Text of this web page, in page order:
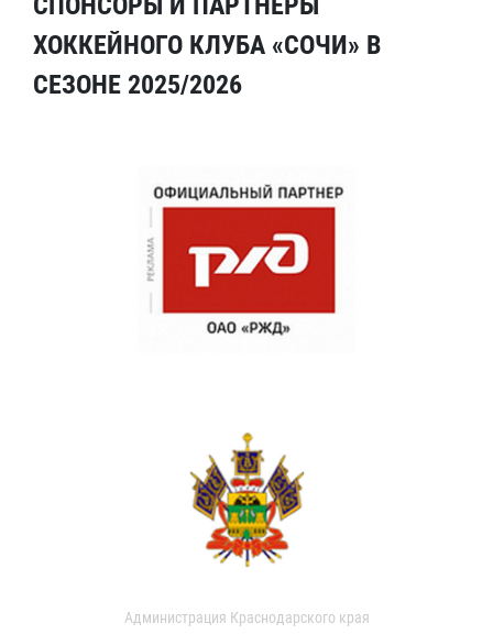
ХОККЕЙНОГО КЛУБА «СОЧИ» В
СЕЗОНЕ 2025/2026
Администрация Краснодарского края